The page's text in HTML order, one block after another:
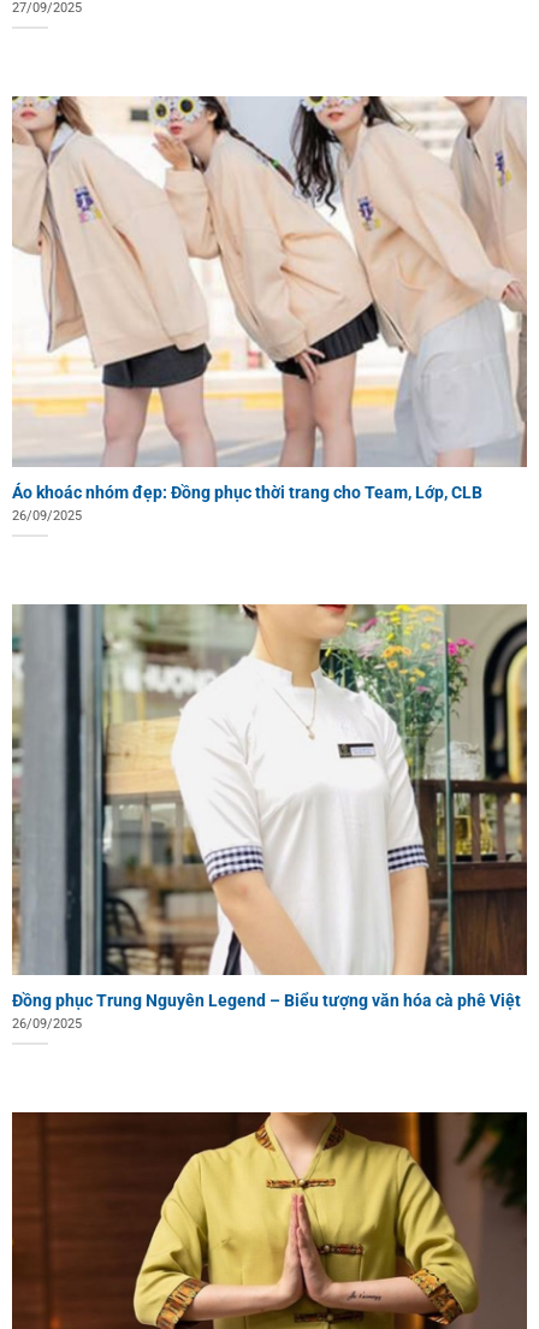
27/09/2025
Áo khoác nhóm đẹp: Đồng phục thời trang cho Team, Lớp, CLB
26/09/2025
Đồng phục Trung Nguyên Legend – Biểu tượng văn hóa cà phê Việt
26/09/2025